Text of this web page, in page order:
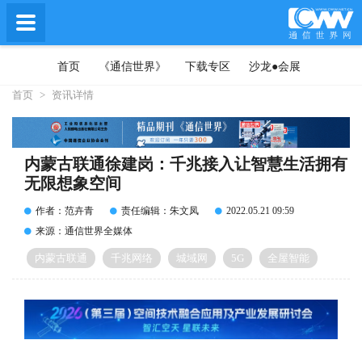
首页 《通信世界》 下载专区 沙龙●会展
首页 > 资讯详情
内蒙古联通徐建岗：千兆接入让智慧生活拥有
无限想象空间
作者：范卉青 责任编辑：朱文凤
2022.05.21 09:59
来源：通信世界全媒体
内蒙古联通 千兆网络 城域网 5G 全屋智能